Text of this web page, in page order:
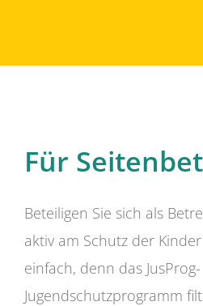
Für
Beteiligen Sie sich als
aktiv am Schutz der
einfach, denn das JusProg-
Jugendschutzprogramm